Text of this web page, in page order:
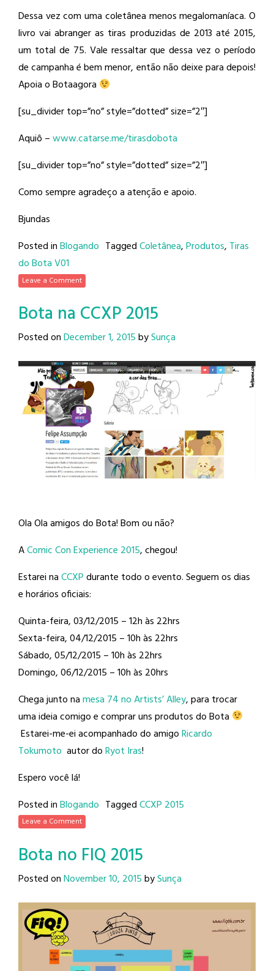
Dessa vez com uma coletânea menos megalomaníaca. O
livro vai abranger as tiras produzidas de 2013 até 2015,
um total de 75. Vale ressaltar que dessa vez o período
de campanha é bem menor, então não deixe para depois!
Apoia o Botaagora
[su_divider top=”no” style=”dotted” size=”2″]
Aquiô –www.catarse.me/tirasdobota
[su_divider top=”no” style=”dotted” size=”2″]
Como sempre agradeço a atenção e apoio.
Bjundas
Posted inBlogando TaggedColetânea,Produtos, Tiras
do Bota V01
Leave a Comment
Bota na CCXP 2015
Posted onDecember 1, 2015bySunça
Ola Ola amigos do Bota! Bom ou não?
AComic Con Experience 2015, chegou!
Estarei naCCXPdurante todo o evento. Seguem os dias
e horários oficiais:
Quinta-feira, 03/12/2015 – 12h às 22hrs
Sexta-feira, 04/12/2015 – 10h às 22hrs
Sábado, 05/12/2015 – 10h às 22hrs
Domingo, 06/12/2015 – 10h às 20hrs
Chega junto namesa 74 no Artists’ Alley, para trocar
uma ideia comigo e comprar uns produtos do Bota
Estarei-me-ei acompanhado do amigoRicardo
Tokumoto autor doRyot Iras!
Espero você lá!
Posted inBlogando TaggedCCXP 2015
Leave a Comment
Bota no FIQ 2015
Posted onNovember 10, 2015bySunça